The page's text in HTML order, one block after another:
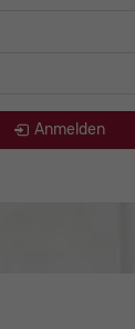
Anmelden